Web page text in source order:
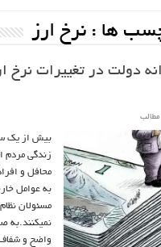
ها :نرخ ارز
دولت در تغییرات
مطالب
بیش از یک
زندگی مردم
محافل و
به عوامل
مسئولان
نمیکنند.به
واضح و